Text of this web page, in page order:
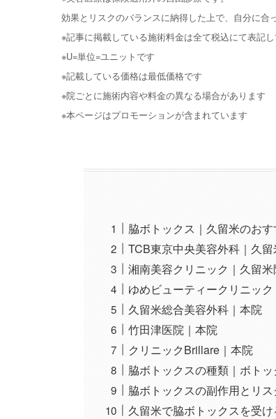
効果とリスクのバランスに納得した上で、自分に合
※記事に掲載している施術料金は全て税込にて表記
※U=単位=ユニットです
※記載している価格は最低価格です
※院ごとに施術内容や料金の異なる場合があります
※本ページはプロモーションが含まれています
脇ボトックス｜久留米のお
TCB東京中央美容外科｜久
湘南美容クリニック｜久留
ゆめビューティークリニッ
久留米総合美容外科｜本院
竹田津医院｜本院
クリニックBrillare｜本院
脇ボトックスの種類｜ボト
脇ボトックスの副作用とリス
久留米で脇ボトックスを受